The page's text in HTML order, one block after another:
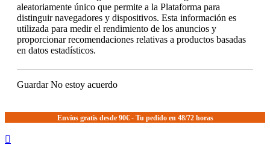
aleatoriamente único que permite a la Plataforma para
distinguir navegadores y dispositivos. Esta información es
utilizada para medir el rendimiento de los anuncios y
proporcionar recomendaciones relativas a productos basadas
en datos estadísticos.
GuardarNo estoy acuerdo
Envíos gratis desde 90€ - Tu pedido en 48/72 horas
